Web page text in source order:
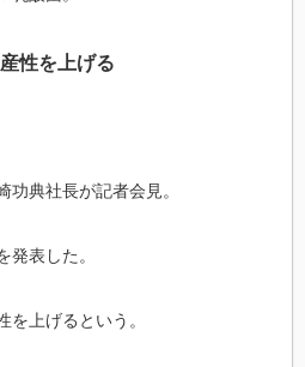
性を上げる
功典社長が記者会見。
発表した。
を上げるという。